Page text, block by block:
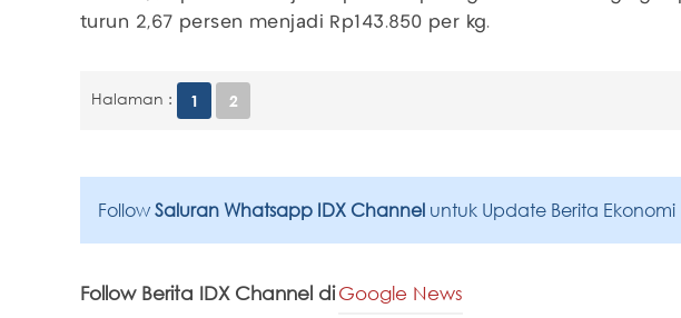
turun 2,67 persen menjadi Rp143.850 per kg.
Halaman : 1 2
Follow Saluran Whatsapp IDX Channel untuk Update Berita Ekonomi
Follow Berita IDX Channel diGoogle News